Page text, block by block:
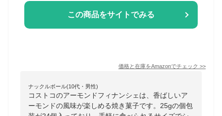
この商品をサイトでみる
価格と在庫をAmazonでチェック >>
ナックルボール(10代・男性)
コストコのアーモンドフィナンシェは、香ばしいア
ーモンドの風味が楽しめる焼き菓子です。25gの個包